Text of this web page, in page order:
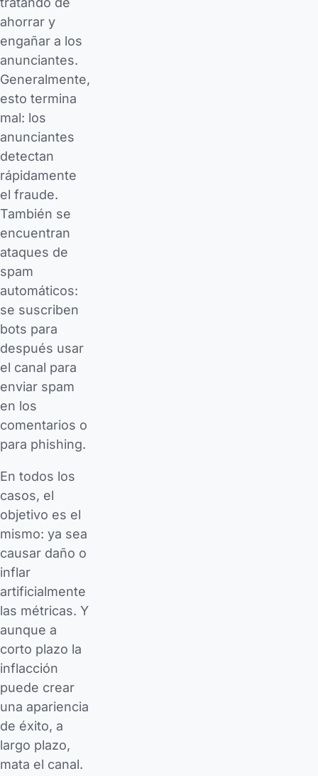
ahorrar y
engañar a los
anunciantes.
Generalmente,
esto termina
mal: los
anunciantes
detectan
rápidamente
el fraude.
También se
encuentran
ataques de
spam
automáticos:
se suscriben
bots para
después usar
el canal para
enviar spam
en los
comentarios o
para phishing.
En todos los
casos, el
objetivo es el
mismo: ya sea
causar daño o
inflar
artificialmente
las métricas. Y
aunque a
corto plazo la
inflacción
puede crear
una apariencia
de éxito, a
largo plazo,
mata el canal.